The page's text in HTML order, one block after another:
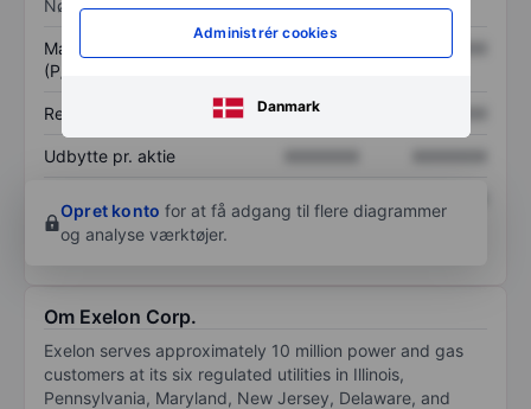
Administrér cookies
Danmark
Nøgletal
Markedsværdi/omsætning
(P/S)
Resultat pr. aktie (EPS) XXXXXXX
Udbytte pr. aktie
Opret konto for at få adgang til flere diagrammer
og analyse værktøjer.
Om Exelon Corp.
Exelon serves approximately 10 million power and gas
customers at its six regulated utilities in Illinois,
Pennsylvania, Maryland, New Jersey, Delaware, and